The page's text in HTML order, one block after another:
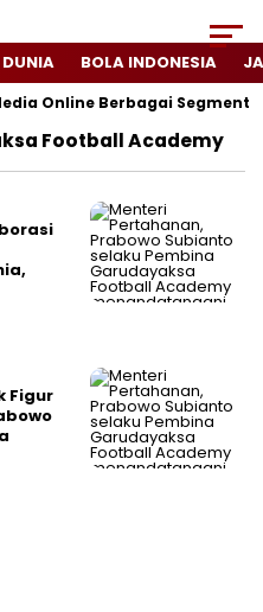
BOLA INDONESIA
Online Berbagai Segmentasi
Football Academy
Figur